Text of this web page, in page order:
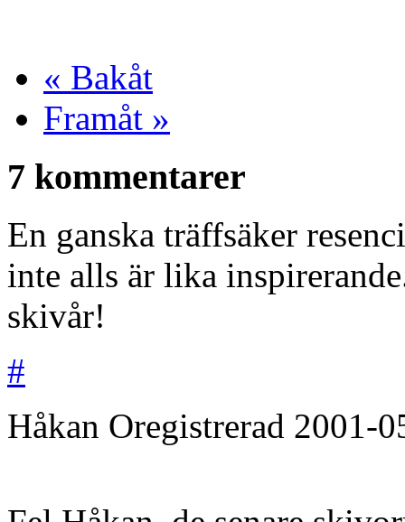
« Bakåt
Framåt »
7 kommentarer
En ganska träffsäker
inte alls är lika
skivår!
#
Håkan Oregistrerad 2001-